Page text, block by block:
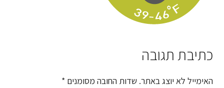
Reader
Interactions
כתיבת תגובה
האימייל לא יוצג באתר. שדות החובה מסומנים *